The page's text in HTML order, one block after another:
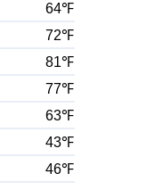
64℉
72℉
81℉
77℉
63℉
43℉
46℉